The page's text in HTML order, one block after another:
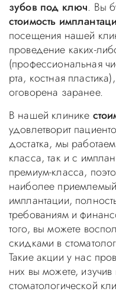
зубов под ключ. Вы
стоимость
посещения нашей
проведение каких-
(профессиональная
рта, костная
оговорена заранее.
В нашей клинике
удовлетворит
достатка, мы
класса, так и с
премиум-класса,
наиболее
имплантации,
требованиям и
того, вы можете
скидками в
Такие акции у нас
них вы можете, изучив
стоматологической